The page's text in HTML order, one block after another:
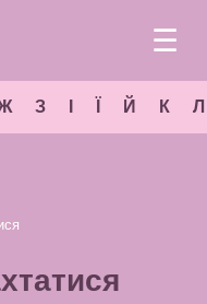
☰
З Й К Л